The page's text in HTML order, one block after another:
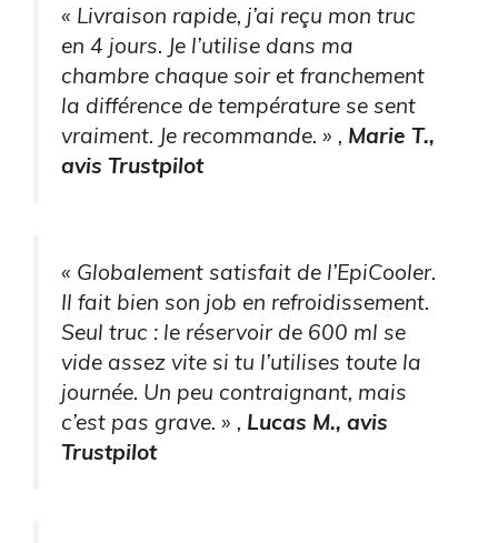
« Livraison rapide, j’ai reçu mon truc
en 4 jours. Je l’utilise dans ma
chambre chaque soir et franchement
la différence de température se sent
vraiment. Je recommande. » , Marie T.,
avis Trustpilot
« Globalement satisfait de l’EpiCooler.
Il fait bien son job en refroidissement.
Seul truc : le réservoir de 600 ml se
vide assez vite si tu l’utilises toute la
journée. Un peu contraignant, mais
c’est pas grave. » , Lucas M., avis
Trustpilot